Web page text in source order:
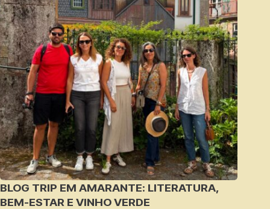
BLOG TRIP EM AMARANTE: LITERATURA,
BEM-ESTAR E VINHO VERDE